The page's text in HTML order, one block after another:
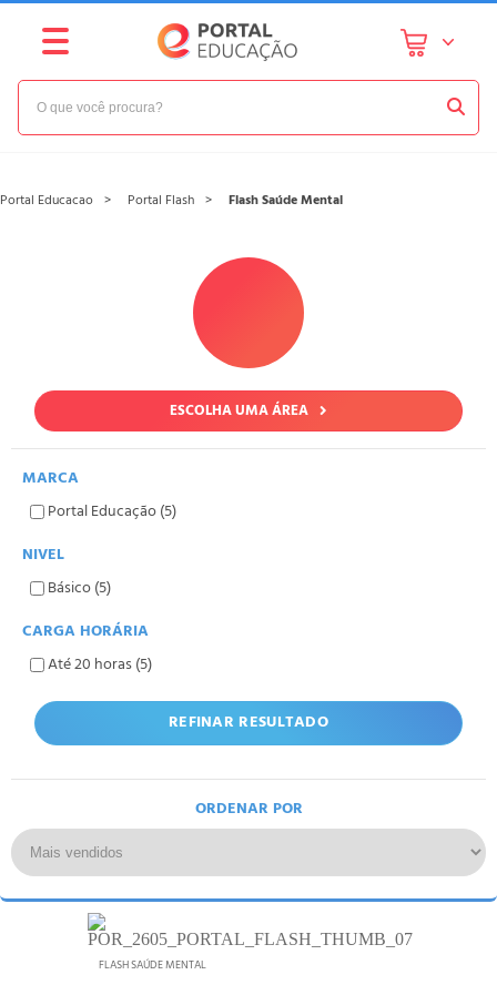
Portal Educacao Portal Flash Flash Saúde Mental
ESCOLHA UMA ÁREA
REFINAR RESULTADO
MARCA
Portal Educação (5)
NIVEL
Básico (5)
CARGA HORÁRIA
Até 20 horas (5)
ORDENAR POR
FLASH SAÚDE MENTAL